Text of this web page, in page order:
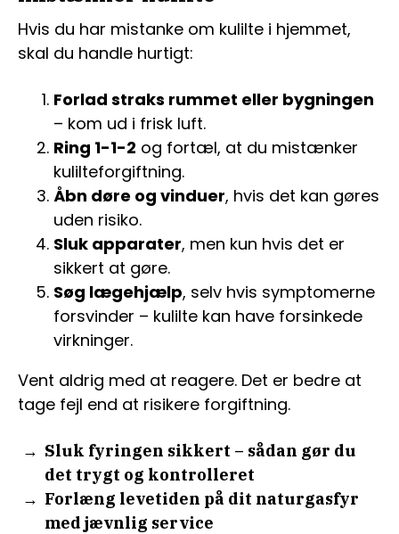
Hvis du har mistanke om kulilte i hjemmet,
skal du handle hurtigt:
Forlad straks rummet eller bygningen
– kom ud i frisk luft.
Ring 1-1-2 og fortæl, at du mistænker
kulilteforgiftning.
Åbn døre og vinduer, hvis det kan gøres
uden risiko.
Sluk apparater, men kun hvis det er
sikkert at gøre.
Søg lægehjælp, selv hvis symptomerne
forsvinder – kulilte kan have forsinkede
virkninger.
Vent aldrig med at reagere. Det er bedre at
tage fejl end at risikere forgiftning.
Sluk fyringen sikkert – sådan gør du
det trygt og kontrolleret
Forlæng levetiden på dit naturgasfyr
med jævnlig service